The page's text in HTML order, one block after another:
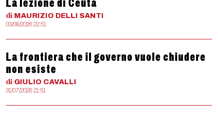
La lezione di Ceuta
di MAURIZIO DELLI SANTI
03/08/2026 22:51
La frontiera che il governo vuole chiudere
non esiste
di GIULIO CAVALLI
31/07/2026 21:51